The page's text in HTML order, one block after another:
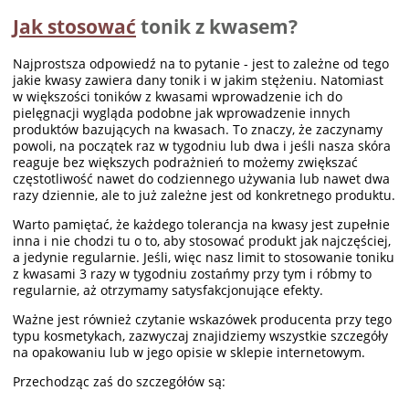
Jak stosowaćtonik z kwasem?
Najprostsza odpowiedź na to pytanie - jest to zależne od tego
jakie kwasy zawiera dany tonik i w jakim stężeniu. Natomiast
w większości toników z kwasami wprowadzenie ich do
pielęgnacji wygląda podobne jak wprowadzenie innych
produktów bazujących na kwasach. To znaczy, że zaczynamy
powoli, na początek raz w tygodniu lub dwa i jeśli nasza skóra
reaguje bez większych podrażnień to możemy zwiększać
częstotliwość nawet do codziennego używania lub nawet dwa
razy dziennie, ale to już zależne jest od konkretnego produktu.
Warto pamiętać, że każdego tolerancja na kwasy jest zupełnie
inna i nie chodzi tu o to, aby stosować produkt jak najczęściej,
a jedynie regularnie. Jeśli, więc nasz limit to stosowanie toniku
z kwasami 3 razy w tygodniu zostańmy przy tym i róbmy to
regularnie, aż otrzymamy satysfakcjonujące efekty.
Ważne jest również czytanie wskazówek producenta przy tego
typu kosmetykach, zazwyczaj znajidziemy wszystkie szczegóły
na opakowaniu lub w jego opisie w sklepie internetowym.
Przechodząc zaś do szczegółów są: